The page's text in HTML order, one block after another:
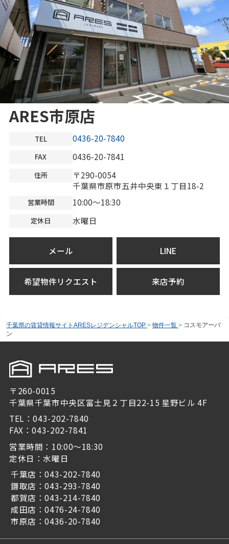
ARES市原店
TEL 0436-20-7840
FAX 0436-20-7841
住所
〒290-0054
千葉県市原市五井中央東１丁目18-2
営業時間 10:00～18:30
定休日 水曜日
メール LINE
希望物件リクエスト 来店予約
千葉県の賃貸情報サイトARESレジデンシャルTOP > 物件一覧 > コスモアーバ
ン
〒260-0015
千葉県千葉市中央区富士見２丁目22-15 星野ビル 4F
TEL：043-202-7840
FAX：043-202-7841
営業時間：10:00～18:30
定休日：水曜日
千葉店：043-202-7840
鎌取店：043-293-7840
都賀店：043-214-7840
成田店：0476-24-7840
市原店：0436-20-7840